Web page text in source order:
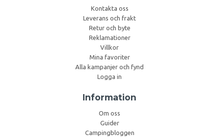
Kontakta oss
Leverans och frakt
Retur och byte
Reklamationer
Villkor
Mina favoriter
Alla kampanjer och fynd
Logga in
Information
Om oss
Guider
Campingbloggen